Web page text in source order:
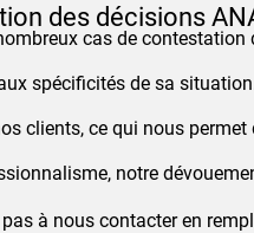
des décisions
cas de
spécificités de sa
clients, ce qui nous
notre
à nous contacter en